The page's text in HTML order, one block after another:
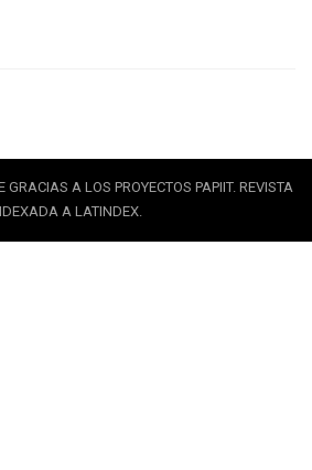
GRACIAS A LOS PROYECTOS PAPIIT. REVISTA
A LATINDEX.